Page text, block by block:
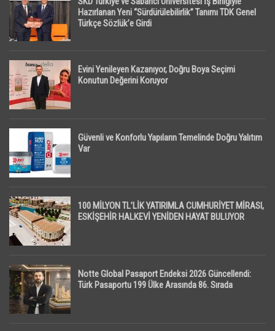
Hazırlanan Yeni “Sürdürülebilirlik” Tanımı TDK Genel
Türkçe Sözlük’e Girdi
Evini Yenileyen Kazanıyor, Doğru Boya Seçimi
Konutun Değerini Koruyor
Güvenli ve Konforlu Yapıların Temelinde Doğru Yalıtım
Var
100 MİLYON TL’LİK YATIRIMLA CUMHURİYET MİRASI,
ESKİŞEHİR HALKEVİ YENİDEN HAYAT BULUYOR
Notte Global Pasaport Endeksi 2026 Güncellendi:
Türk Pasaportu 199 Ülke Arasında 86. Sırada